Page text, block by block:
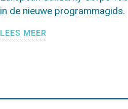
in de nieuwe programmagids.
LEES MEER